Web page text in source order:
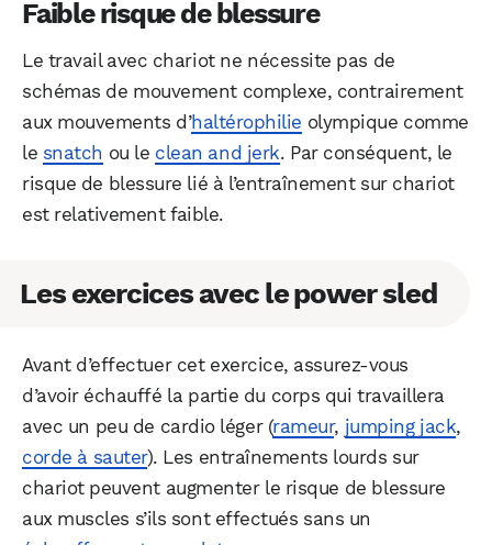
Faible risque de blessure
Le travail avec chariot ne nécessite pas de
schémas de mouvement complexe, contrairement
aux mouvements d’haltérophilie olympique comme
le snatch ou le clean and jerk. Par conséquent, le
risque de blessure lié à l’entraînement sur chariot
est relativement faible.
Les exercices avec le power sled
Avant d’effectuer cet exercice, assurez-vous
d’avoir échauffé la partie du corps qui travaillera
avec un peu de cardio léger (rameur, jumping jack,
corde à sauter). Les entraînements lourds sur
chariot peuvent augmenter le risque de blessure
aux muscles s’ils sont effectués sans un